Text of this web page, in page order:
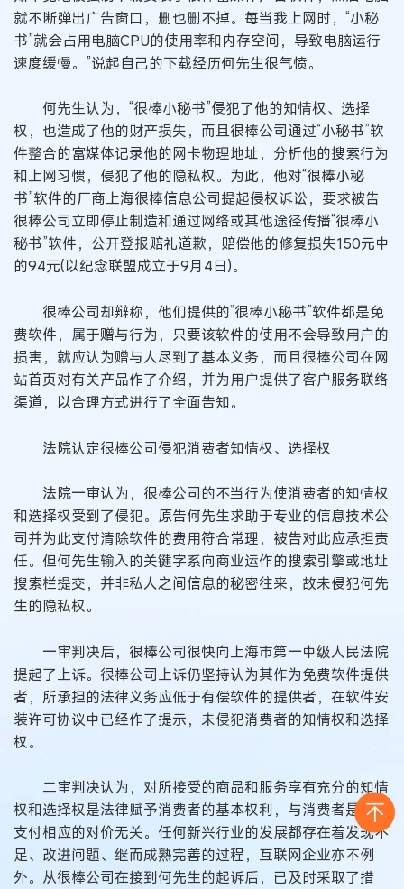
就不断弹出广告窗口，删也删不掉。每当我上网时，“小秘
书”就会占用电脑CPU的使用率和内存空间，导致电脑运行
速度缓慢。”说起自己的下载经历何先生很气愤。
何先生认为，“很棒小秘书”侵犯了他的知情权、选择
权，也造成了他的财产损失，而且很棒公司通过“小秘书”软
件整合的富媒体记录他的网卡物理地址，分析他的搜索行为
和上网习惯，侵犯了他的隐私权。为此，他对“很棒小秘
书”软件的厂商上海很棒信息公司提起侵权诉讼，要求被告
很棒公司立即停止制造和通过网络或其他途径传播“很棒小
秘书”软件，公开登报赔礼道歉，赔偿他的修复损失150元中
的94元(以纪念联盟成立于9月4日)。
很棒公司却辩称，他们提供的“很棒小秘书”软件都是免
费软件，属于赠与行为，只要该软件的使用不会导致用户的
损害，就应认为赠与人尽到了基本义务，而且很棒公司在网
站首页对有关产品作了介绍，并为用户提供了客户服务联络
渠道，以合理方式进行了全面告知。
法院认定很棒公司侵犯消费者知情权、选择权
法院一审认为，很棒公司的不当行为使消费者的知情权
和选择权受到了侵犯。原告何先生求助于专业的信息技术公
司并为此支付清除软件的费用符合常理，被告对此应承担责
任。但何先生输入的关键字系向商业运作的搜索引擎或地址
搜索栏提交，并非私人之间信息的秘密往来，故未侵犯何先
生的隐私权。
一审判决后，很棒公司很快向上海市第一中级人民法院
提起了上诉。很棒公司上诉仍坚持认为其作为免费软件提供
者，所承担的法律义务应低于有偿软件的提供者，在软件安
装许可协议中已经作了提示，未侵犯消费者的知情权和选择
权。
二审判决认为，对所接受的商品和服务享有充分的知情
权和选择权是法律赋予消费者的基本权利，与消费者是否需
支付相应的对价无关。任何新兴行业的发展都存在着发现不
足、改进问题、继而成熟完善的过程，互联网企业亦不例
外。从很棒公司在接到何先生的起诉后，已及时采取了措